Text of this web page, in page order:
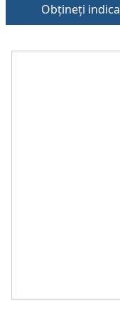
Obțineți